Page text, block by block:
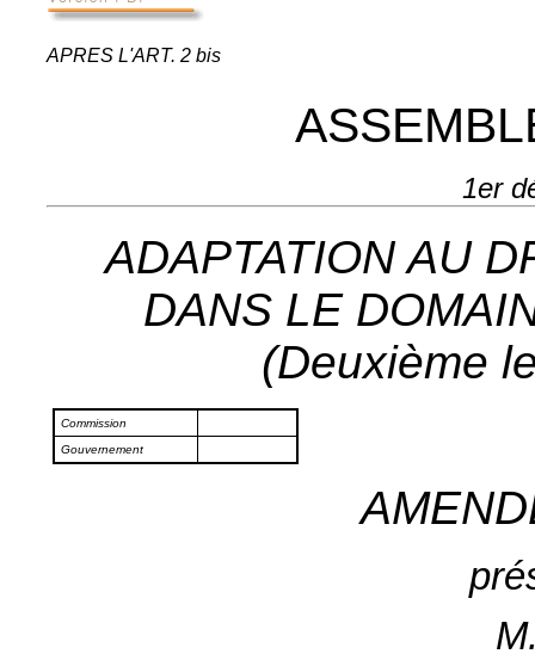
APRES L'ART. 2 bis
1er
ADAPTATION AU
DANS LE
(Deuxième
Commission
Gouvernement